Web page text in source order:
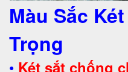
Màu Sắc
Trọng
• Két sắt chống